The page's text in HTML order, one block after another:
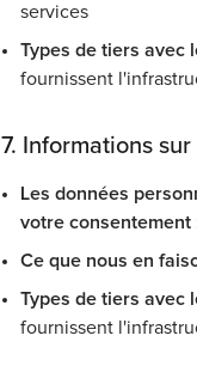
services
Types de tiers avec
fournissent
7. Informations
Les données
votre consentement
Ce que nous en
Types de tiers avec
fournissent